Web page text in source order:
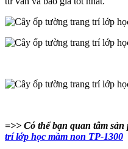
=>> Có thể bạn quan tâm sản
trí lớp học mầm non TP-1300